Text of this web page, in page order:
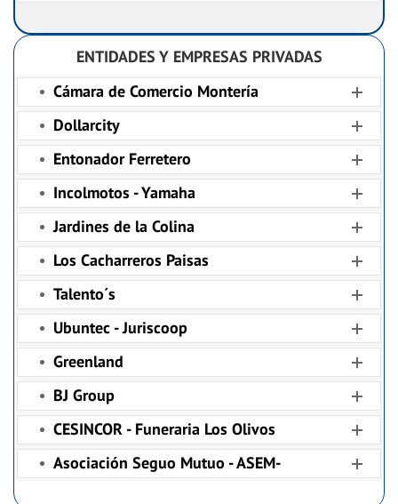
ENTIDADES Y EMPRESAS PRIVADAS
Cámara de Comercio Montería
Dollarcity
Entonador Ferretero
Incolmotos - Yamaha
Jardines de la Colina
Los Cacharreros Paisas
Talento´s
Ubuntec - Juriscoop
Greenland
BJ Group
CESINCOR - Funeraria Los Olivos
Asociación Seguo Mutuo - ASEM-